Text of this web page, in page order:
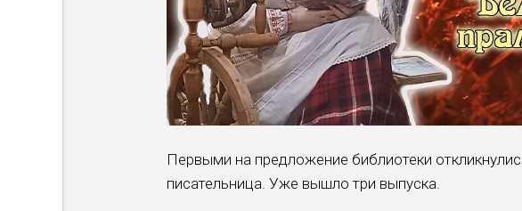
Первыми на предложение библиотеки
писательница. Уже вышло три выпуска.